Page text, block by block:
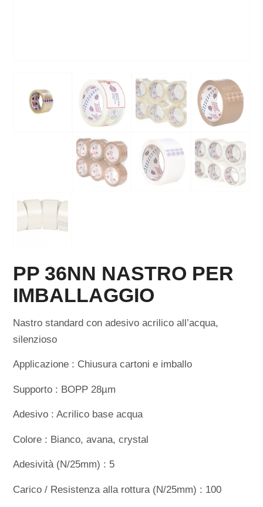
PP 36NN NASTRO PER
IMBALLAGGIO
Nastro standard con adesivo acrilico all’acqua,
silenzioso
Applicazione : Chiusura cartoni e imballo
Supporto : BOPP 28µm
Adesivo : Acrilico base acqua
Colore : Bianco, avana, crystal
Adesività (N/25mm) : 5
Carico / Resistenza alla rottura (N/25mm) : 100